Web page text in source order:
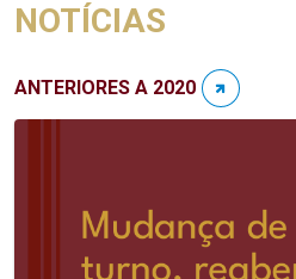
NOTÍCIAS
ANTERIORES A 2020